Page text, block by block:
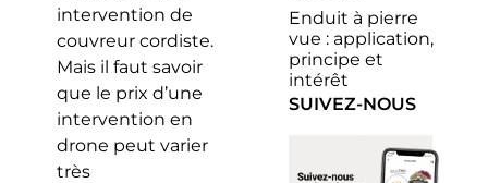
intervention de
couvreur cordiste.
Mais il faut savoir
que le prix d’une
intervention en
drone peut varier
très
Enduit à pierre
vue : application,
principe et
intérêt
SUIVEZ-NOUS